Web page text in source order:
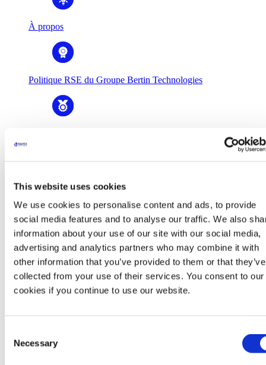
This website uses cookies
We use cookies to personalise content and ads, to provide
social media features and to analyse our traffic. We also
information about your use of our site with our social media,
advertising and analytics partners who may combine it with
other information that you’ve provided to them or that they’ve
collected from your use of their services. You consent to our
cookies if you continue to use our website.
Selection
Necessary
À propos
Politique RSE du Groupe Bertin Technologies
Gouvernance
Business Units
Business Units
Bertin Alpao
Bertin Environics
Bertin Exensor
Bertin Health & Life Sciences